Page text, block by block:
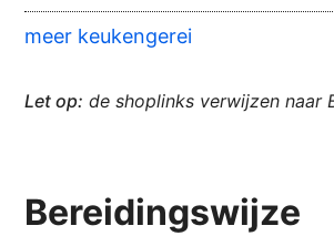
meer keukengerei
Let op: de shoplinks verwijzen naar
Bereidingswijze